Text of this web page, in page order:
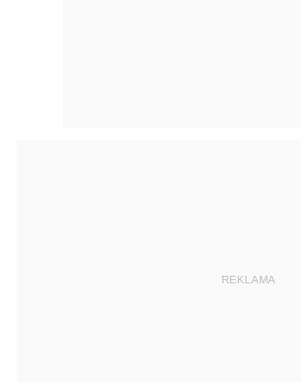
REKLAMA